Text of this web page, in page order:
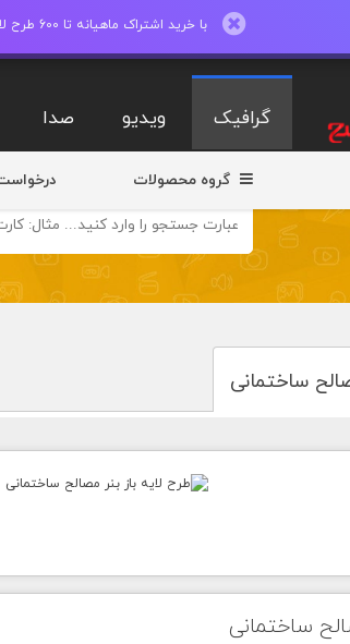
با خرید اشتراک ماهیانه تا 600 طرح لایه باز، وکتور، عکس، فایل های ویدیو وصدا دانلود کنید.
گرافیک ویدیو صدا
گروه محصولات
ساختمانی
ساختمانی